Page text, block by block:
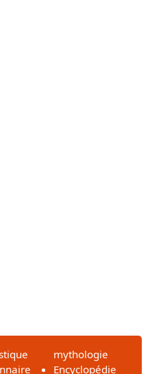
mythologie
Encyclopédie